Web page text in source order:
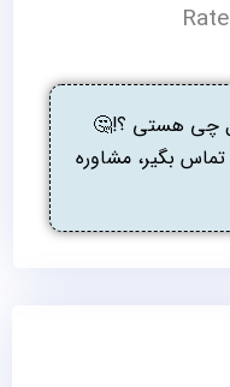
چی هستی ؟!🤔
تماس بگیر، مشاوره